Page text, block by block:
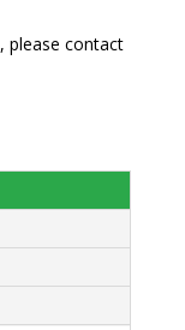
, please contact